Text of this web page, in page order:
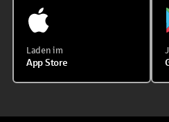
Laden im
App Store